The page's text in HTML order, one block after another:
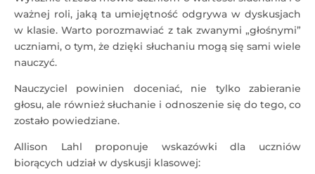
ważnej roli, jaką ta umiejętność odgrywa w dyskusjach
w klasie. Warto porozmawiać z tak zwanymi „głośnymi”
uczniami, o tym, że dzięki słuchaniu mogą się sami wiele
nauczyć.
Nauczyciel powinien doceniać, nie tylko zabieranie
głosu, ale również słuchanie i odnoszenie się do tego, co
zostało powiedziane.
Allison Lahl proponuje wskazówki dla uczniów
biorących udział w dyskusji klasowej: